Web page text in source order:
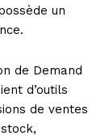
un
de Demand
d’outils
de ventes